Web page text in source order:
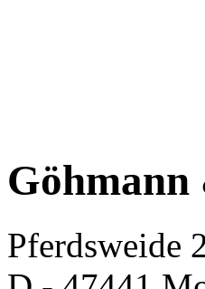
Pferdsweide